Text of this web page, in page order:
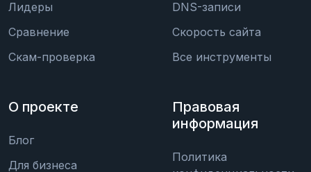
Лидеры
Сравнение
Скам-проверка
DNS-записи
Скорость сайта
Все инструменты
О проекте
Блог
Для бизнеса
Правовая
информация
Политика